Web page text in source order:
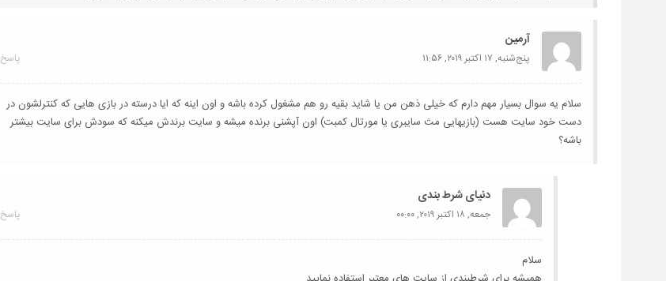
آرمین
پنج‌شنبه, ۱۷ اکتبر ۲۰۱۹, ۱۱:۵۶ پاسخ
سلام یه سوال بسیار مهم دارم که خیلی ذهن من یا شاید بقیه رو هم مشغول کرده باشه و اون اینه که ایا درسته در بازی هایی که کنترلشون در
دست خود سایت هست (بازیهایی مث سایبری یا مورتال کمبت) اون آپشنی برنده میشه و سایت برندش میکنه که سودش برای سایت بیشتر
باشه؟
دنیای شرط بندی
جمعه, ۱۸ اکتبر ۲۰۱۹, ۰۰:۰۰ پاسخ
سلام